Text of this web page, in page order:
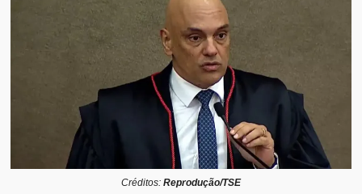
Créditos: Reprodução/TSE